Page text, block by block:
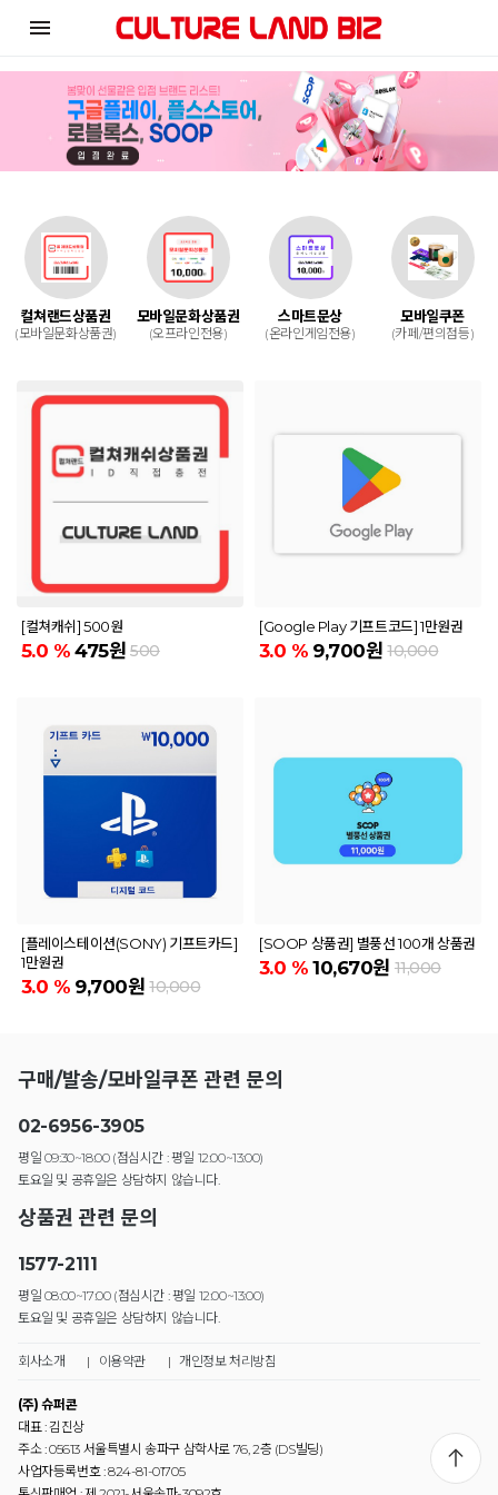
menu
컬쳐랜드상품권
(모바일문화상품권)
모바일문화상품권
(오프라인전용)
스마트문상
(온라인게임전용)
모바일쿠폰
(카페/편의점등)
[컬쳐캐쉬] 500원
5.0 % 475원 500
[Google Play 기프트코드] 1만원권
3.0 % 9,700원 10,000
[플레이스테이션(SONY) 기프트카드]
1만원권
3.0 % 9,700원 10,000
[SOOP 상품권] 별풍선 100개 상품권
3.0 % 10,670원 11,000
구매/발송/모바일쿠폰 관련 문의
02-6956-3905
평일 09:30~18:00 (점심시간 : 평일 12:00~13:00)
토요일 및 공휴일은 상담하지 않습니다.
상품권 관련 문의
1577-2111
평일 08:00~17:00 (점심시간 : 평일 12:00~13:00)
토요일 및 공휴일은 상담하지 않습니다.
회사소개 | 이용약관 | 개인정보 처리방침
(주) 슈퍼콘
대표 : 김진상
주소 : 05613 서울특별시 송파구 삼학사로 76, 2층 (DS빌딩)
사업자등록번호 : 824-81-01705